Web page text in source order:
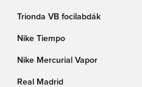
Trionda VB focilabdák
Nike Tiempo
Nike Mercurial Vapor
Real Madrid